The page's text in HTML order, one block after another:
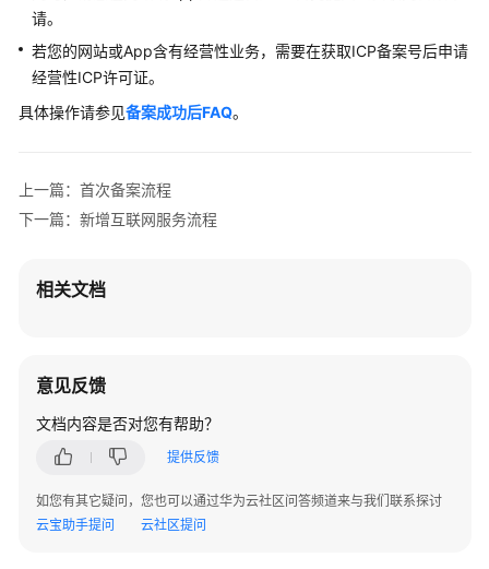
请。
若您的网站或App含有经营性业务，需要在获取ICP备案号后申请
经营性ICP许可证。
具体操作请参见备案成功后FAQ。
上一篇：首次备案流程
下一篇：新增互联网服务流程
相关文档
意见反馈
文档内容是否对您有帮助？
提供反馈
如您有其它疑问，您也可以通过华为云社区问答频道来与我们联系探讨
云宝助手提问
云社区提问